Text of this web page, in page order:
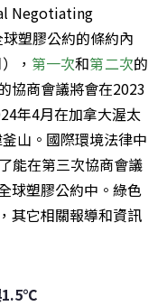
Negotiating
塑膠公約的條約內
， 第一次和第二次的
協商會議將會在2023
年4月在加拿大渥太
山。國際環境法律中
能在第三次協商會議
球塑膠公約中。綠色
其它相關報導和資訊
1.5℃